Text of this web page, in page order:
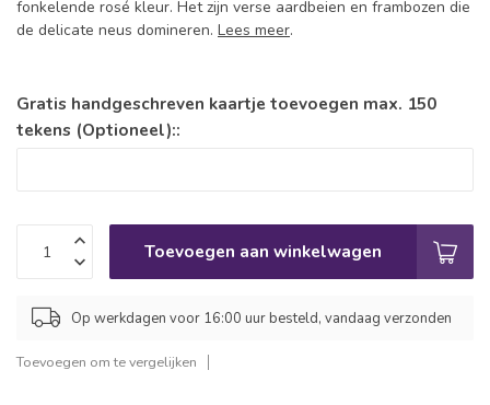
fonkelende rosé kleur. Het zijn verse aardbeien en frambozen die
de delicate neus domineren. Lees meer.
Gratis handgeschreven kaartje toevoegen max. 150
tekens (Optioneel)::
Toevoegen aan winkelwagen
Op werkdagen voor 16:00 uur besteld, vandaag verzonden
Toevoegen om te vergelijken